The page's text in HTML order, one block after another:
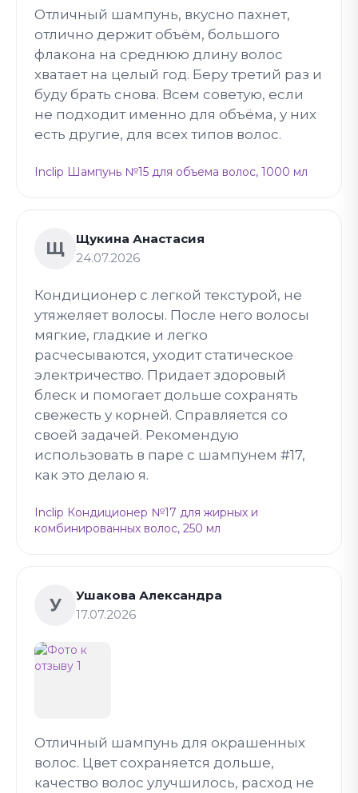
Отличный шампунь, вкусно пахнет,
отлично держит объём, большого
флакона на среднюю длину волос
хватает на целый год. Беру третий раз и
буду брать снова. Всем советую, если
не подходит именно для объёма, у них
есть другие, для всех типов волос.
Inclip Шампунь №15 для объема волос, 1000 мл
Щ
Щукина Анастасия
24.07.2026
Кондиционер с легкой текстурой, не
утяжеляет волосы. После него волосы
мягкие, гладкие и легко
расчесываются, уходит статическое
электричество. Придает здоровый
блеск и помогает дольше сохранять
свежесть у корней. Справляется со
своей задачей. Рекомендую
использовать в паре с шампунем #17,
как это делаю я.
Inclip Кондиционер №17 для жирных и
комбинированных волос, 250 мл
У
Ушакова Александра
17.07.2026
Отличный шампунь для окрашенных
волос. Цвет сохраняется дольше,
качество волос улучшилось, расход не